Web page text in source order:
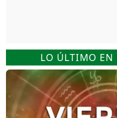
LO ÚLTIMO EN